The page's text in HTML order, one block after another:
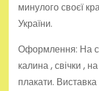
минулого своєї
України.
Оформлення: На
калина , свічки ,
плакати.